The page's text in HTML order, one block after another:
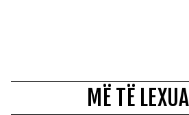
MË TË